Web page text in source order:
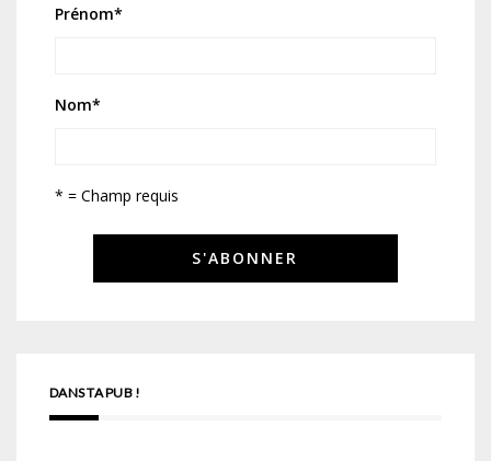
Prénom*
Nom*
* = Champ requis
DANS TA PUB !